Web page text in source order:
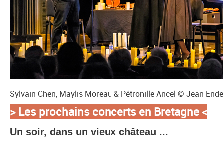
Sylvain Chen, Maylis Moreau & Pétronille Ancel © Jean
> Les prochains concerts en Bretagne<
Un soir, dans un vieux château ...